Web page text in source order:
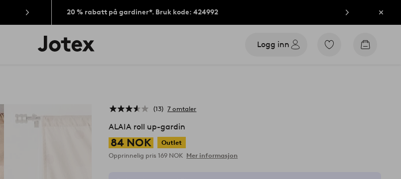
20 % rabatt på gardiner*. Bruk kode: 424992 Lukk
Jotex’
logo
Logg inn
Gå
Gå
13 7 omtaler
ALAIA roll up-gardin
84 NOK
Outlet
Opprinnelig pris169 NOK Mer informasjon